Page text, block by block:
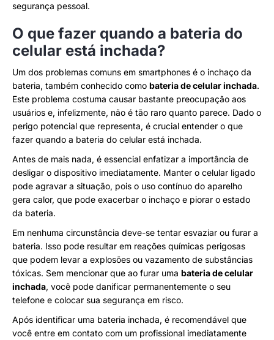
segurança pessoal.
O que fazer quando a bateria do
celular está inchada?
Um dos problemas comuns em smartphones é o inchaço da
bateria, também conhecido como bateria de celular inchada.
Este problema costuma causar bastante preocupação aos
usuários e, infelizmente, não é tão raro quanto parece. Dado o
perigo potencial que representa, é crucial entender o que
fazer quando a bateria do celular está inchada.
Antes de mais nada, é essencial enfatizar a importância de
desligar o dispositivo imediatamente. Manter o celular ligado
pode agravar a situação, pois o uso contínuo do aparelho
gera calor, que pode exacerbar o inchaço e piorar o estado
da bateria.
Em nenhuma circunstância deve-se tentar esvaziar ou furar a
bateria. Isso pode resultar em reações químicas perigosas
que podem levar a explosões ou vazamento de substâncias
tóxicas. Sem mencionar que ao furar uma bateria de celular
inchada, você pode danificar permanentemente o seu
telefone e colocar sua segurança em risco.
Após identificar uma bateria inchada, é recomendável que
você entre em contato com um profissional imediatamente